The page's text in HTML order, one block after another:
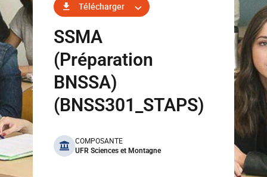
Télécharger
SSMA
(Préparation
BNSSA)
(BNSS301_STAPS)
benefits
COMPOSANTE
UFR Sciences et Montagne